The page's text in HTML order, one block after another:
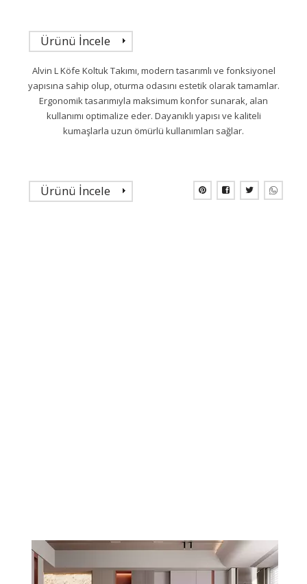
Ürünü İncele
Alvin L Köfe Koltuk Takımı, modern tasarımlı ve fonksiyonel
yapısına sahip olup, oturma odasını estetik olarak tamamlar.
Ergonomik tasarımıyla maksimum konfor sunarak, alan
kullanımı optimalize eder. Dayanıklı yapısı ve kaliteli
kumaşlarla uzun ömürlü kullanımları sağlar.
Ürünü İncele